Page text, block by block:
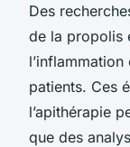
Des
de la propolis
patients. Ces
l’apithérapie
que des